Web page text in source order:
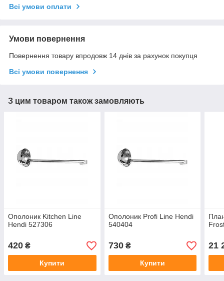
Всі умови оплати
Умови повернення
Повернення товару впродовж 14 днів за рахунок покупця
Всі умови повернення
З цим товаром також замовляють
Ополоник Kitchen Line
Hendi 527306
420 ₴
Купити
Ополоник Profi Line Hendi
540404
730₴
Купити
21